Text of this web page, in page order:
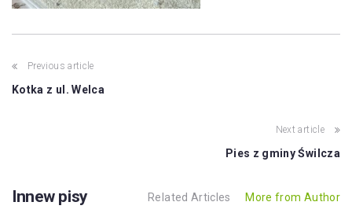
Post
navigation
Previous article
Kotka z ul. Welca
Next article
Pies z gminy Świlcza
Innew pisy Related Articles More from Author